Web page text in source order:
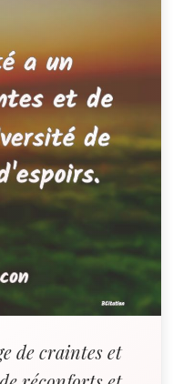
de craintes et